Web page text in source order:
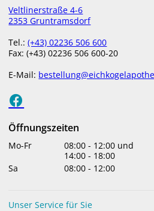
200 ml Flakon aus
Kunststoff und
400 ml Flakon aus
Kunststoff mit Spender
Milde und praktische
und Augen entfernt. Dank
mit Feuchtigkeit versorgte Haut.
getestet.
ANWENDUNG
Veltlinerstraße 4-6
2353 Gruntramsdorf
Tel.:(+43) 02236 506 600
Fax: (+43) 02236 506 600-20
E-Mail:
Öffnungszeiten
Mo-Fr 08:00 - 12:00 und
14:00 - 18:00
Sa
08:00 - 12:00
Unser Service für Sie